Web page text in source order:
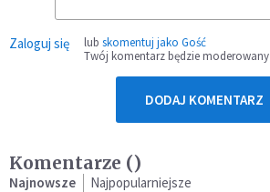
Zaloguj się lub skomentuj jako Gość
Twój komentarz będzie moderowany
DODAJ KOMENTARZ
Komentarze ()
Najnowsze Najpopularniejsze